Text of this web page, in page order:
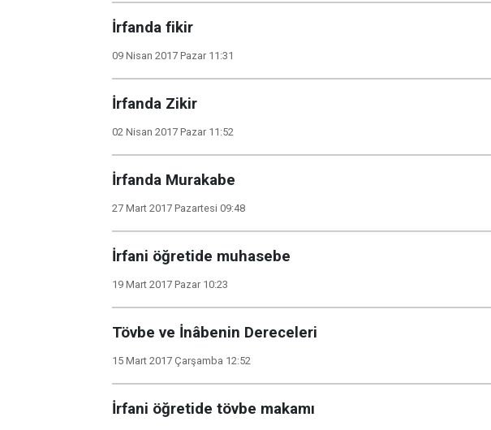
İrfanda fikir
09 Nisan 2017 Pazar 11:31
İrfanda Zikir
02 Nisan 2017 Pazar 11:52
İrfanda Murakabe
27 Mart 2017 Pazartesi 09:48
İrfani öğretide muhasebe
19 Mart 2017 Pazar 10:23
Tövbe ve İnâbenin Dereceleri
15 Mart 2017 Çarşamba 12:52
İrfani öğretide tövbe makamı